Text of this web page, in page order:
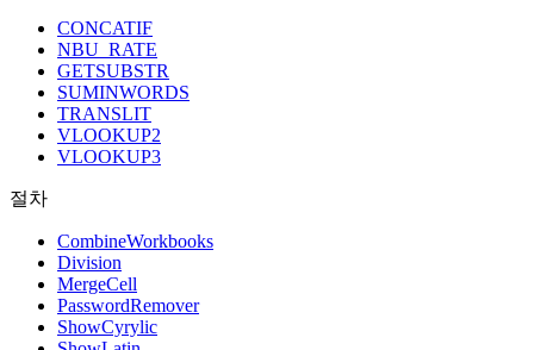
CONCATIF
NBU_RATE
GETSUBSTR
SUMINWORDS
TRANSLIT
VLOOKUP2
VLOOKUP3
절차
CombineWorkbooks
Division
MergeCell
PasswordRemover
ShowCyrylic